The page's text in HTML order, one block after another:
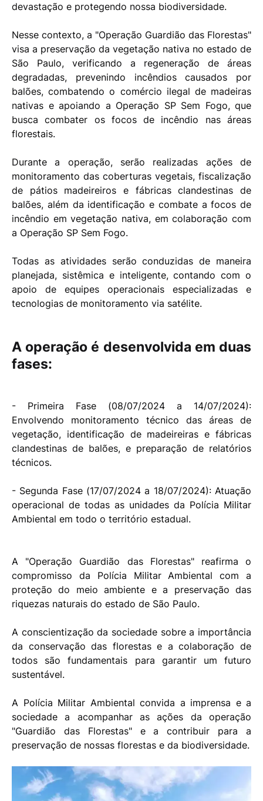
devastação e protegendo nossa biodiversidade.
Nesse contexto, a "Operação Guardião das Florestas"
visa a preservação da vegetação nativa no estado de
São Paulo, verificando a regeneração de áreas
degradadas, prevenindo incêndios causados por
balões, combatendo o comércio ilegal de madeiras
nativas e apoiando a Operação SP Sem Fogo, que
busca combater os focos de incêndio nas áreas
florestais.
Durante a operação, serão realizadas ações de
monitoramento das coberturas vegetais, fiscalização
de pátios madeireiros e fábricas clandestinas de
balões, além da identificação e combate a focos de
incêndio em vegetação nativa, em colaboração com
a Operação SP Sem Fogo.
Todas as atividades serão conduzidas de maneira
planejada, sistêmica e inteligente, contando com o
apoio de equipes operacionais especializadas e
tecnologias de monitoramento via satélite.
A operação é desenvolvida em duas
fases:
- Primeira Fase (08/07/2024 a 14/07/2024):
Envolvendo monitoramento técnico das áreas de
vegetação, identificação de madeireiras e fábricas
clandestinas de balões, e preparação de relatórios
técnicos.
- Segunda Fase (17/07/2024 a 18/07/2024): Atuação
operacional de todas as unidades da Polícia Militar
Ambiental em todo o território estadual.
A "Operação Guardião das Florestas" reafirma o
compromisso da Polícia Militar Ambiental com a
proteção do meio ambiente e a preservação das
riquezas naturais do estado de São Paulo.
A conscientização da sociedade sobre a importância
da conservação das florestas e a colaboração de
todos são fundamentais para garantir um futuro
sustentável.
A Polícia Militar Ambiental convida a imprensa e a
sociedade a acompanhar as ações da operação
"Guardião das Florestas" e a contribuir para a
preservação de nossas florestas e da biodiversidade.